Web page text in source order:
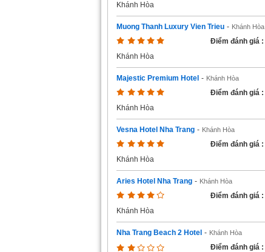
Khánh Hòa
Muong Thanh Luxury Vien Trieu - Khánh Hòa
Điểm đánh giá :
Khánh Hòa
Majestic Premium Hotel - Khánh Hòa
Điểm đánh giá :
Khánh Hòa
Vesna Hotel Nha Trang - Khánh Hòa
Điểm đánh giá :
Khánh Hòa
Aries Hotel Nha Trang - Khánh Hòa
Điểm đánh giá :
Khánh Hòa
Nha Trang Beach 2 Hotel - Khánh Hòa
Điểm đánh giá :